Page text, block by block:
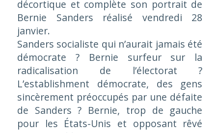
décortique et complète son portrait de
Bernie Sanders réalisé vendredi 28
janvier.
Sanders socialiste qui n’aurait jamais été
démocrate ? Bernie surfeur sur la
radicalisation de l’électorat ?
L’establishment démocrate, des gens
sincèrement préoccupés par une défaite
de Sanders ? Bernie, trop de gauche
pour les États-Unis et opposant rêvé